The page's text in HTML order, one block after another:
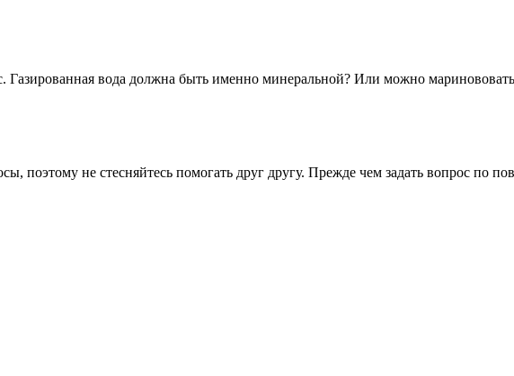
вода должна быть именно минеральной? Или можно
поэтому не стесняйтесь помогать друг другу. Прежде чем задать вопрос по